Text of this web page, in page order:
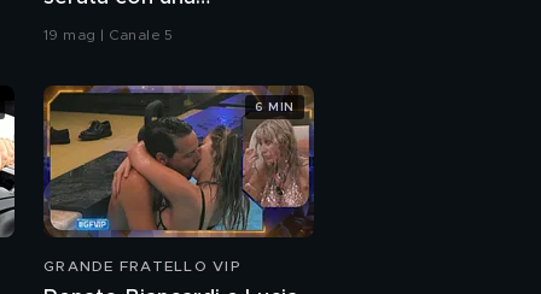
coreografia
19 mag | Canale 5
GRANDE FRATELLO VIP
6 MIN